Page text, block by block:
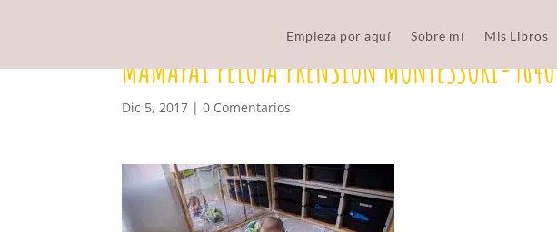
Empieza por aquí Sobre mí Mis Libros
MAMAPAI PELOTA PRENSIÓN MONTESSORI-9640
Dic 5, 2017 |0 Comentarios